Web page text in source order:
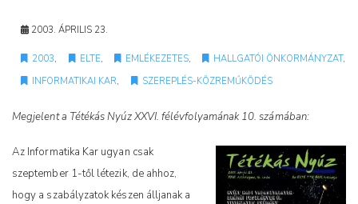
2003. ÁPRILIS 23.
2003, ELTE, EMLÉKEZETES, HALLGATÓI ÖNKORMÁNYZAT,
INFORMATIKAI KAR, SZEREPLÉS-KÖZREMŰKÖDÉS
Megjelent a Tétékás Nyúz XXVI. félévfolyamának 10. számában:
Az Informatika Kar ugyan csak
szeptember 1-től létezik, de ahhoz,
hogy a szabályzatok készen álljanak a